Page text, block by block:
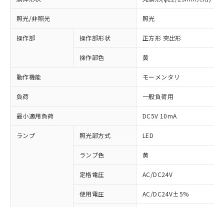
照光/非照光 照光
操作部 操作部形状 正方形 突出形
操作部色 黄
動作機能 モーメンタリ
負荷 一般負荷用
最小適用負荷 DC5V 10mA
ランプ 照光部方式 LED
ランプ色 黄
定格電圧 AC/DC24V
使用電圧 AC/DC24V±5%
※1 対応状況